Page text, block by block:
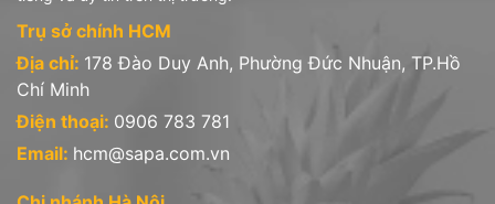
Trụ sở chính HCM
Địa chỉ: 178 Đào Duy Anh, Phường Đức Nhuận, TP.Hồ
Chí Minh
Điện thoại: 0906 783 781
Email: hcm@sapa.com.vn